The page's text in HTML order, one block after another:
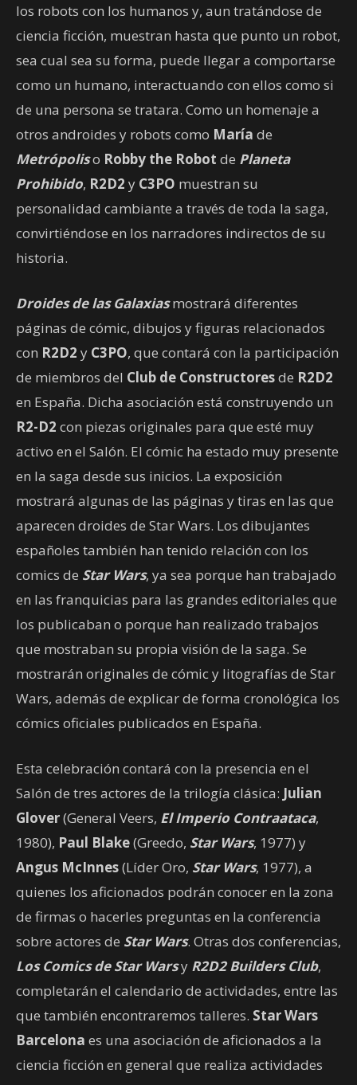
los robots con los humanos y, aun tratándose de
ciencia ficción, muestran hasta que punto un robot,
sea cual sea su forma, puede llegar a comportarse
como un humano, interactuando con ellos como si
de una persona se tratara. Como un homenaje a
otros androides y robots como María de
Metrópoliso Robby the Robot de Planeta
Prohibido, R2D2 y C3PO muestran su
personalidad cambiante a través de toda la saga,
convirtiéndose en los narradores indirectos de su
historia.
Droides de las Galaxiasmostrará diferentes
páginas de cómic, dibujos y figuras relacionados
con R2D2 y C3PO, que contará con la participación
de miembros del Club de Constructoresde R2D2
en España. Dicha asociación está construyendo un
R2-D2 con piezas originales para que esté muy
activo en el Salón. El cómic ha estado muy presente
en la saga desde sus inicios. La exposición
mostrará algunas de las páginas y tiras en las que
aparecen droides de Star Wars. Los dibujantes
españoles también han tenido relación con los
comics de Star Wars, ya sea porque han trabajado
en las franquicias para las grandes editoriales que
los publicaban o porque han realizado trabajos
que mostraban su propia visión de la saga. Se
mostrarán originales de cómic y litografías de Star
Wars, además de explicar de forma cronológica los
cómics oficiales publicados en España.
Esta celebración contará con la presencia en el
Salón de tres actores de la trilogía clásica: Julian
Glover(General Veers, El Imperio Contraataca,
1980), Paul Blake(Greedo, Star Wars, 1977) y
Angus McInnes(Líder Oro, Star Wars, 1977), a
quienes los aficionados podrán conocer en la zona
de firmas o hacerles preguntas en la conferencia
sobre actores de Star Wars. Otras dos conferencias,
Los Comics de Star Warsy R2D2 Builders Club,
completarán el calendario de actividades, entre las
que también encontraremos talleres. Star Wars
Barcelona es una asociación de aficionados a la
ciencia ficción en general que realiza actividades